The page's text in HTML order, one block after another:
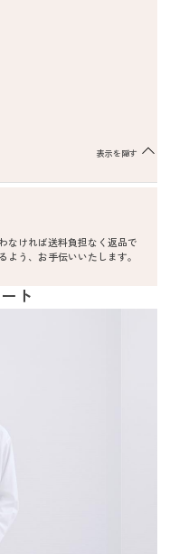
表示を隠す
なければ送料負担なく返品で
う、お手伝いいたします。
ト